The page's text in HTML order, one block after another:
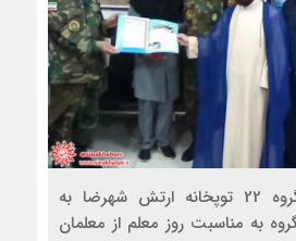
سیناخبر- فرمانده گروه 22 توپخانه ارتش شهرضا به
به مناسبت روز معلم از معلمان